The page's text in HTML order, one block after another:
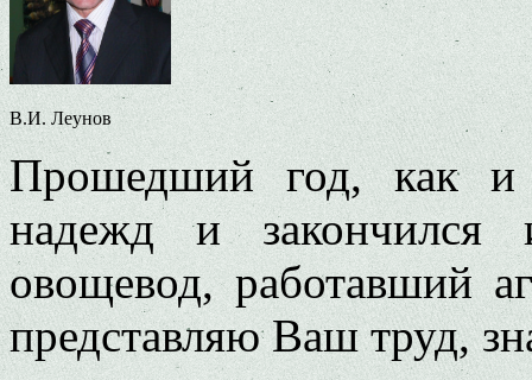
В.И. Леунов
Прошедший год, как и
надежд и
овощевод, работавший
представляю Ваш труд,